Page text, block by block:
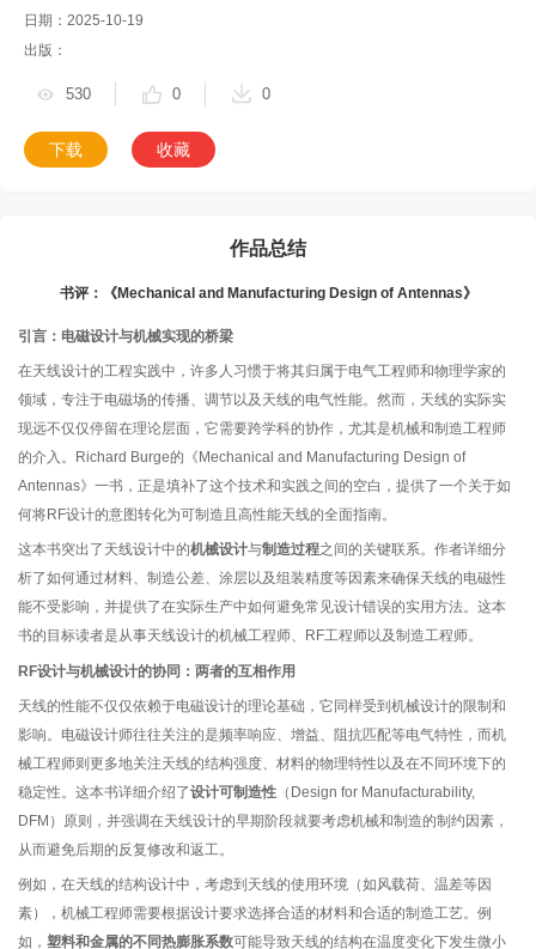
日期：2025-10-19
出版：
下载 收藏
530 0 0
作品总结
书评：《Mechanical and Manufacturing Design of Antennas》
引言：电磁设计与机械实现的桥梁
在天线设计的工程实践中，许多人习惯于将其归属于电气工程师和物理学家的
领域，专注于电磁场的传播、调节以及天线的电气性能。然而，天线的实际实
现远不仅仅停留在理论层面，它需要跨学科的协作，尤其是机械和制造工程师
的介入。Richard Burge的《Mechanical and Manufacturing Design of
Antennas》一书，正是填补了这个技术和实践之间的空白，提供了一个关于如
何将RF设计的意图转化为可制造且高性能天线的全面指南。
这本书突出了天线设计中的机械设计与制造过程之间的关键联系。作者详细分
析了如何通过材料、制造公差、涂层以及组装精度等因素来确保天线的电磁性
能不受影响，并提供了在实际生产中如何避免常见设计错误的实用方法。这本
书的目标读者是从事天线设计的机械工程师、RF工程师以及制造工程师。
RF设计与机械设计的协同：两者的互相作用
天线的性能不仅仅依赖于电磁设计的理论基础，它同样受到机械设计的限制和
影响。电磁设计师往往关注的是频率响应、增益、阻抗匹配等电气特性，而机
械工程师则更多地关注天线的结构强度、材料的物理特性以及在不同环境下的
稳定性。这本书详细介绍了设计可制造性 （Design for Manufacturability,
DFM）原则，并强调在天线设计的早期阶段就要考虑机械和制造的制约因素，
从而避免后期的反复修改和返工。
例如，在天线的结构设计中，考虑到天线的使用环境（如风载荷、温差等因
素），机械工程师需要根据设计要求选择合适的材料和合适的制造工艺。例
如， 塑料和金属的不同热膨胀系数可能导致天线的结构在温度变化下发生微小